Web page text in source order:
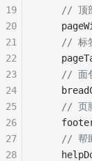
// 顶
// 标
// 面
// 页
// 帮
19
20
21
22
23
24
25
26
27
28